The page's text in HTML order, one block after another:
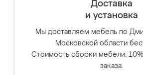
Доставка
и установка
Мы доставляем мебель по
Московской области
Стоимость сборки мебели:
заказа.